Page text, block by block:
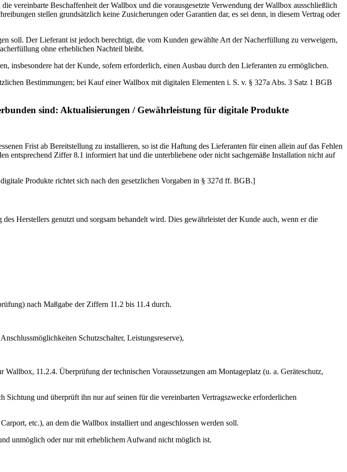
vereinbarte Beschaffenheit der Wallbox und die vorausgesetzte Verwendung der Wallbox ausschließlich
stellen grundsätzlich keine Zusicherungen oder Garantien dar, es sei denn, in diesem Vertrag oder
soll. Der Lieferant ist jedoch berechtigt, die vom Kunden gewählte Art der Nacherfüllung zu verweigern,
ohne erheblichen Nachteil bleibt.
hat der Kunde, sofern erforderlich, einen Ausbau durch den Lieferanten zu ermöglichen.
Bestimmungen; bei Kauf einer Wallbox mit digitalen Elementen i. S. v. § 327a Abs. 3 Satz 1 BGB
sind: Aktualisierungen / Gewährleistung für digitale Produkte
Frist ab Bereitstellung zu installieren, so ist die Haftung des Lieferanten für einen allein auf das Fehlen
entsprechend Ziffer 8.1 informiert hat und die unterbliebene oder nicht sachgemäße Installation nicht auf
Produkte richtet sich nach den gesetzlichen Vorgaben in § 327d ff. BGB.]
Herstellers genutzt und sorgsam behandelt wird. Dies gewährleistet der Kunde auch, wenn er die
nach Maßgabe der Ziffern 11.2 bis 11.4 durch.
Schutzschalter, Leistungsreserve),
11.2.4. Überprüfung der technischen Voraussetzungen am Montageplatz (u. a. Geräteschutz,
und überprüft ihn nur auf seinen für die vereinbarten Vertragszwecke erforderlichen
etc.), an dem die Wallbox installiert und angeschlossen werden soll.
unmöglich oder nur mit erheblichem Aufwand nicht möglich ist.